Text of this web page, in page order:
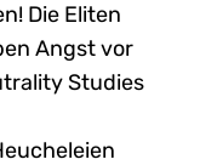
Die Eliten
Angst vor
Studies